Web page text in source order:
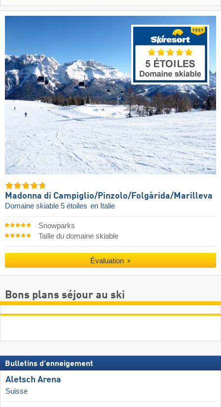
Madonna di Campiglio/​Pinzolo/​Folgàrida/​Marilleva
Domaine skiable 5 étoiles en Italie
Snowparks
Taille du domaine skiable
Évaluation
Bons plans séjour au ski
Bulletins d'enneigement
Aletsch Arena
Suisse